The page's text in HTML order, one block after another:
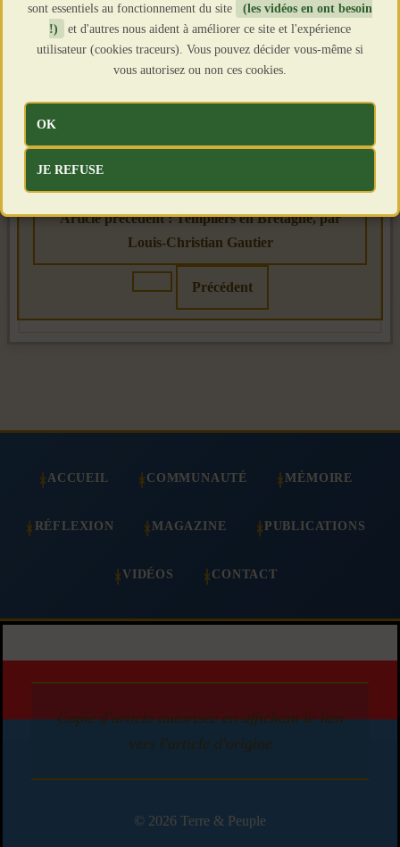
Publié le : 9 Juillet 2007
Création : 9 Juillet 2007
Départements : 22, 29, 35, 44 et 56
Xavier au 06 30 36 85 84
Article précédent : Templiers en Bretagne, par
Louis-Christian Gautier
Précédent
ACCUEIL COMMUNAUTÉ MÉMOIRE
RÉFLEXION MAGAZINE PUBLICATIONS
VIDÉOS CONTACT
Copie d'article autorisée en affichant le lien
vers l'article d'origine
© 2026 Terre & Peuple
sont essentiels au fonctionnement du site
(les vidéos en ont besoin
!)
et d'autres nous aident à améliorer ce site et l'expérience
utilisateur (cookies traceurs). Vous pouvez décider vous-même si
vous autorisez ou non ces cookies.
OK
JE REFUSE